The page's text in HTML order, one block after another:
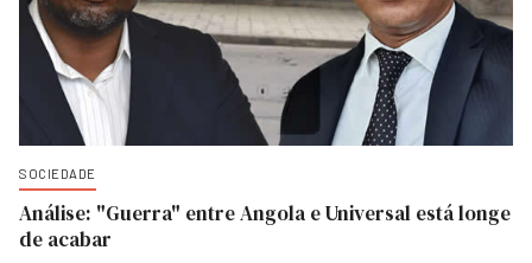
SOCIEDADE
Análise: "Guerra" entre Angola e Universal está longe
de acabar